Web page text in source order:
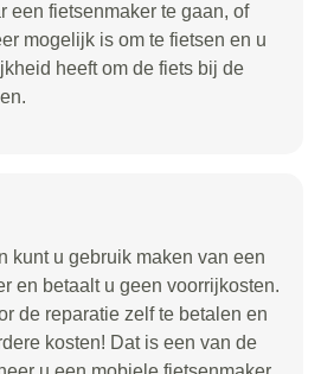
een fietsenmaker te gaan, of
mogelijk is om te fietsen en u
heeft om de fiets bij de
kunt u gebruik maken van een
en betaalt u geen voorrijkosten.
de reparatie zelf te betalen en
kosten! Dat is een van de